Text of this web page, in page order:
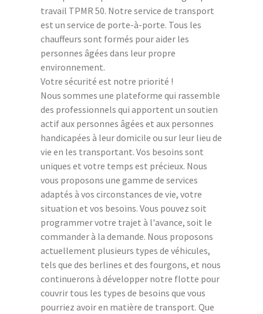
travail TPMR 50. Notre service de transport
est un service de porte-à-porte. Tous les
chauffeurs sont formés pour aider les
personnes âgées dans leur propre
environnement.
Votre sécurité est notre priorité !
Nous sommes une plateforme qui rassemble
des professionnels qui apportent un soutien
actif aux personnes âgées et aux personnes
handicapées à leur domicile ou sur leur lieu de
vie en les transportant. Vos besoins sont
uniques et votre temps est précieux. Nous
vous proposons une gamme de services
adaptés à vos circonstances de vie, votre
situation et vos besoins. Vous pouvez soit
programmer votre trajet à l'avance, soit le
commander à la demande. Nous proposons
actuellement plusieurs types de véhicules,
tels que des berlines et des fourgons, et nous
continuerons à développer notre flotte pour
couvrir tous les types de besoins que vous
pourriez avoir en matière de transport. Que